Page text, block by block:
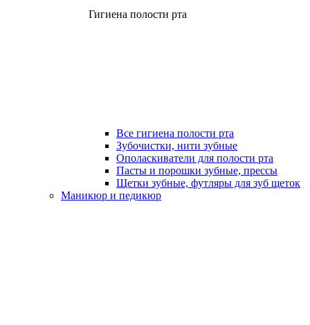
Гигиена полости рта
Все гигиена полости рта
Зубочистки, нити зубные
Ополаскиватели для полости рта
Пасты и порошки зубные, прессы
Щетки зубные, футляры для зуб щеток
Маникюр и педикюр